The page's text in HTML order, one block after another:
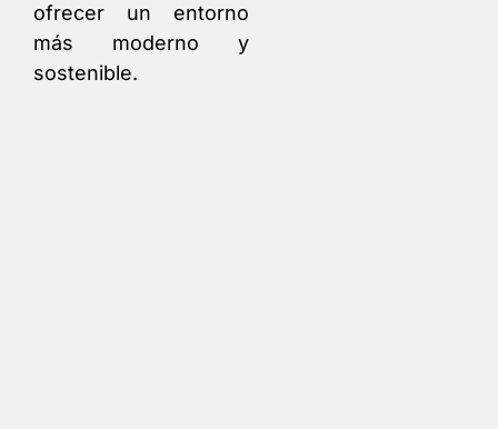
ofrecer un entorno
más moderno y
sostenible.